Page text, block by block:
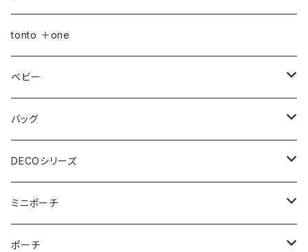
おむつポーチ
おむつポーチ fit
バッグ
ショルダーバッグ
アジャスターショルダーバッグ
ポーチ
シカクポーチ
マルチポーチ
ドリンク・マグホルダー
インテリア
レザーケース
ティッシュケース
ステーショナリー
ペンケース
ストラップ
Sサイズ
Mサイズ
tonto ＋one
ベビー
おむつポーチ
おむつポーチ
ポケット付きおむつポーチ
おむつポーチ fit
おむつポーチ fit
ポケット付きおむつポーチ fit
ストローラーバッグ
ウェットティッシュケース
バッグ
ショルダーバッグ
ファスナー付きショルダーバッグ
スマホショルダー
トートバッグ
トートバッグ
ジップトント
DECOシリーズ
ショルダーバッグ
アジャスターショルダーバッグ
トートバッグ
ミニポーチ
シカクポーチ
ポーチ